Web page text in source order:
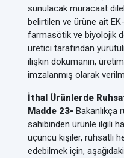
sunulacak müracaat
belirtilen ve ürüne ait
farmasötik ve biyolojik
üretici tarafından
ilişkin dokümanın,
imzalanmış olarak
İthal Ürünlerde
Madde 23- Bakanlıkça
sahibinden ürünle ilgili
üçüncü kişiler, ruhsatlı
edebilmek için,